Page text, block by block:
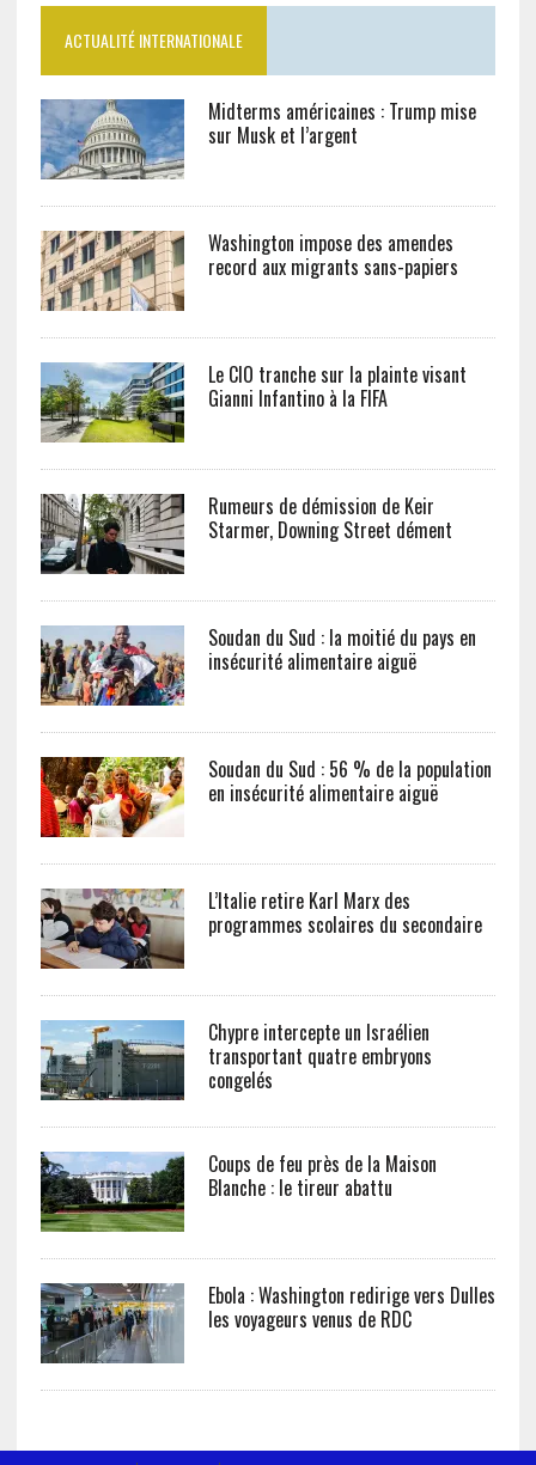
ACTUALITÉ INTERNATIONALE
Midterms américaines : Trump mise
sur Musk et l’argent
Washington impose des amendes
record aux migrants sans-papiers
Le CIO tranche sur la plainte visant
Gianni Infantino à la FIFA
Rumeurs de démission de Keir
Starmer, Downing Street dément
Soudan du Sud : la moitié du pays en
insécurité alimentaire aiguë
Soudan du Sud : 56 % de la population
en insécurité alimentaire aiguë
L’Italie retire Karl Marx des
programmes scolaires du secondaire
Chypre intercepte un Israélien
transportant quatre embryons
congelés
Coups de feu près de la Maison
Blanche : le tireur abattu
Ebola : Washington redirige vers Dulles
les voyageurs venus de RDC